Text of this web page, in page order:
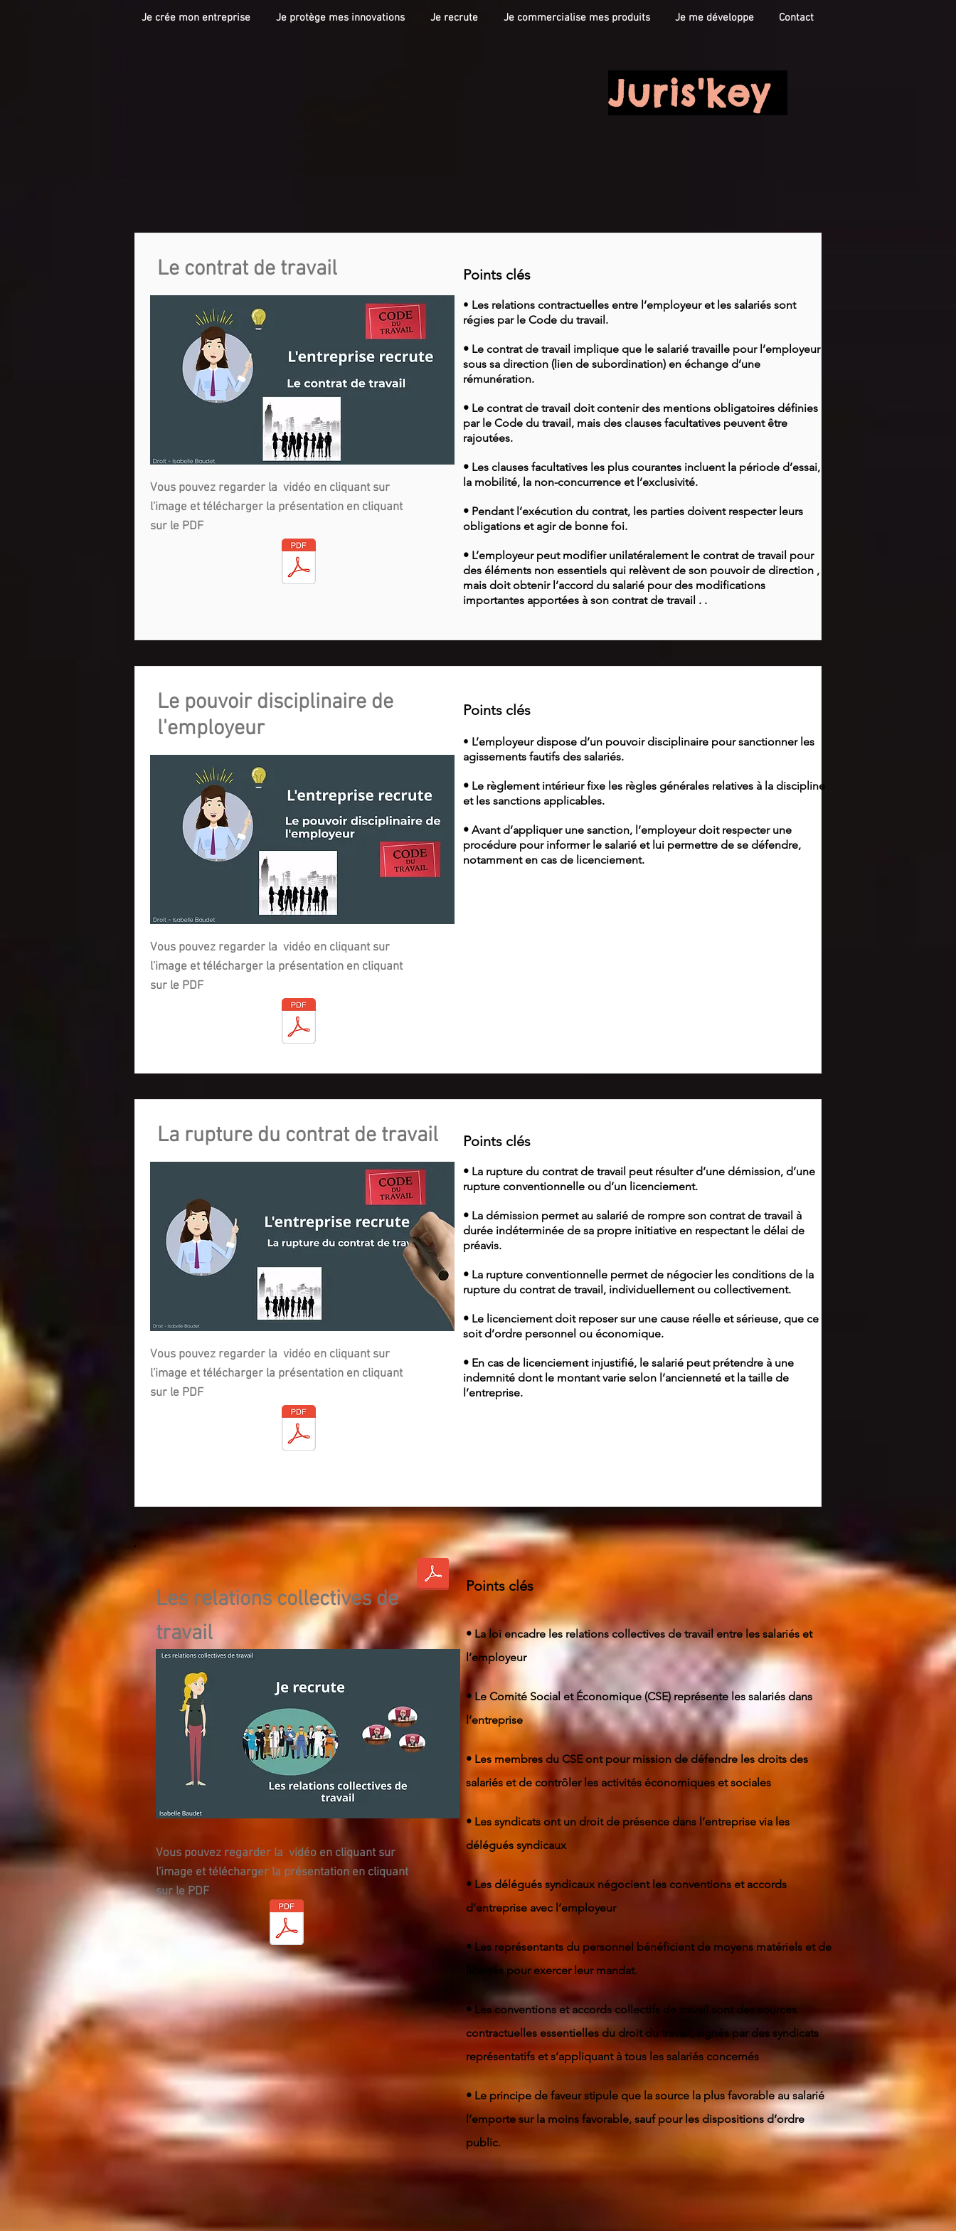
Je crée mon entreprise Je protège mes innovations Je recrute Je commercialise mes produits Je me développe Contact
Juris'key
Le contrat de travail
Vous pouvez regarder la vidéo en cliquant sur
l'image et télécharger la présentation en cliquant
sur le PDF
Points clés
• Les relations contractuelles entre l’employeur et les salariés sont
régies par le Code du travail.
• Le contrat de travail implique que le salarié travaille pour l’employeur
sous sa direction (lien de subordination) en échange d’une
rémunération.
• Le contrat de travail doit contenir des mentions obligatoires définies
par le Code du travail, mais des clauses facultatives peuvent être
rajoutées.
• Les clauses facultatives les plus courantes incluent la période d’essai,
la mobilité, la non-concurrence et l’exclusivité.
• Pendant l’exécution du contrat, les parties doivent respecter leurs
obligations et agir de bonne foi.
• L’employeur peut modifier unilatéralement le contrat de travail pour
des éléments non essentiels qui relèvent de son pouvoir de direction ,
mais doit obtenir l’accord du salarié pour des modifications
importantes apportées à son contrat de travail . .
Le pouvoir disciplinaire de
l'employeur
Vous pouvez regarder la vidéo en cliquant sur
l'image et télécharger la présentation en cliquant
sur le PDF
Points clés
• L’employeur dispose d’un pouvoir disciplinaire pour sanctionner les
agissements fautifs des salariés.
• Le règlement intérieur fixe les règles générales relatives à la discipline
et les sanctions applicables.
• Avant d’appliquer une sanction, l’employeur doit respecter une
procédure pour informer le salarié et lui permettre de se défendre,
notamment en cas de licenciement.
La rupture du contrat de travail
Vous pouvez regarder la vidéo en cliquant sur
l'image et télécharger la présentation en cliquant
sur le PDF
Points clés
• La rupture du contrat de travail peut résulter d’une démission, d’une
rupture conventionnelle ou d’un licenciement.
• La démission permet au salarié de rompre son contrat de travail à
durée indéterminée de sa propre initiative en respectant le délai de
préavis.
• La rupture conventionnelle permet de négocier les conditions de la
rupture du contrat de travail, individuellement ou collectivement.
• Le licenciement doit reposer sur une cause réelle et sérieuse, que ce
soit d’ordre personnel ou économique.
• En cas de licenciement injustifié, le salarié peut prétendre à une
indemnité dont le montant varie selon l’ancienneté et la taille de
l’entreprise.
Les relations collectives de
travail
Vous pouvez regarder la vidéo en cliquant sur
l'image et télécharger la présentation en cliquant
sur le PDF
Points clés
• La loi encadre les relations collectives de travail entre les salariés et
l’employeur
• Le Comité Social et Économique (CSE) représente les salariés dans
l’entreprise
• Les membres du CSE ont pour mission de défendre les droits des
salariés et de contrôler les activités économiques et sociales
• Les syndicats ont un droit de présence dans l’entreprise via les
délégués syndicaux
• Les délégués syndicaux négocient les conventions et accords
d’entreprise avec l’employeur
• Les représentants du personnel bénéficient de moyens matériels et de
libertés pour exercer leur mandat.
• Les conventions et accords collectifs de travail sont des sources
contractuelles essentielles du droit du travail, signés par des syndicats
représentatifs et s’appliquant à tous les salariés concernés
• Le principe de faveur stipule que la source la plus favorable au salarié
l’emporte sur la moins favorable, sauf pour les dispositions d’ordre
public.